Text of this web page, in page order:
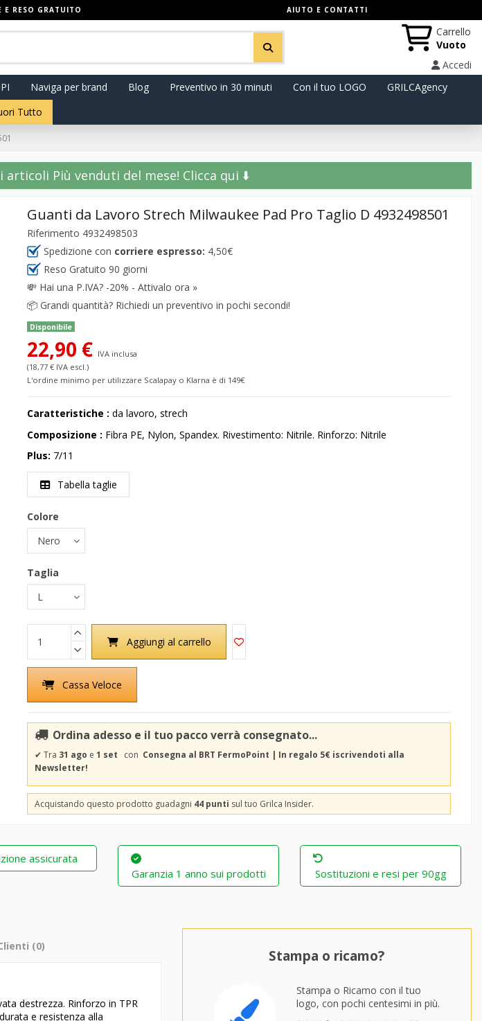
E RESO GRATUITO AIUTO E CONTATTI
Carrello
Vuoto
Accedi
Naviga per brand Blog Preventivo in 30 minuti Con il tuo LOGO
GRILCAgency
Tutto
articoli Più venduti del mese!️ Clicca qui ⬇️
Guanti da Lavoro Strech Milwaukee Pad Pro Taglio D 4932498501
Riferimento 4932498503
Spedizione con corriere espresso: 4,50€
Reso Gratuito 90 giorni
💸 Hai una P.IVA? -20% - Attivalo ora »
📦 Grandi quantità? Richiedi un preventivo in pochi secondi!
Disponibile
22,90 € IVA inclusa
(18,77 € IVA escl.)
L'ordine minimo per utilizzare Scalapay o Klarna è di 149€
Caratteristiche : da lavoro, strech
Composizione : Fibra PE, Nylon, Spandex. Rivestimento: Nitrile. Rinforzo: Nitrile
Plus: 7/11
Tabella taglie
Colore
Taglia
Aggiungi al carrello
Cassa Veloce
Ordina adesso e il tuo pacco verrà consegnato...
✔ Tra 31 ago e 1 set con Consegna al BRT FermoPoint | In regalo 5€ iscrivendoti alla
Newsletter!
Acquistando questo prodotto guadagni 44 punti sul tuo Grilca Insider.
assicurata
Garanzia 1 anno sui prodotti
Sostituzioni e resi per 90gg
(0)
destrezza. Rinforzo in TPR
e resistenza alla
Stampa o ricamo?
Stampa o Ricamo con il tuo
logo, con pochi centesimi in più.